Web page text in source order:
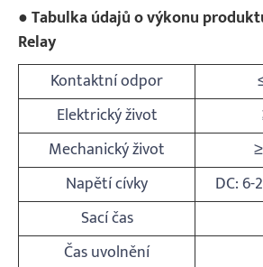
● Tabulka údajů o výkonu
Relay
Kontaktní odpor
Elektrický život
Mechanický život
Napětí cívky
DC: 6-
Sací čas
Čas uvolnění